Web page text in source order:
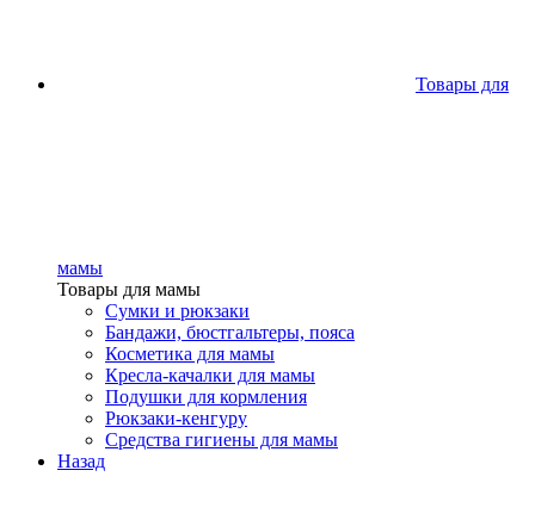
Товары для
мамы
Товары для мамы
Сумки и рюкзаки
Бандажи, бюстгальтеры, пояса
Косметика для мамы
Кресла-качалки для мамы
Подушки для кормления
Рюкзаки-кенгуру
Средства гигиены для мамы
Назад